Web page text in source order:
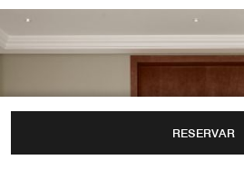
RESERVAR